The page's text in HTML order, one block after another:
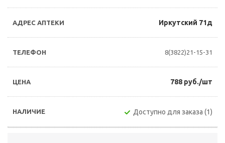
Иркутский 71д
8(3822)21-15-31
788 руб./шт
Доступно для заказа (1)